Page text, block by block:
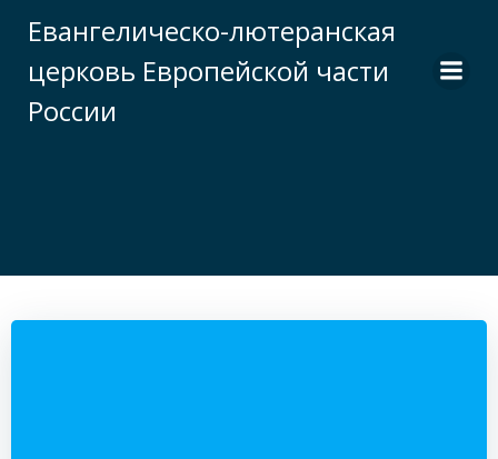
к
содержимому
Евангелическо-лютеранская
церковь Европейской части
России